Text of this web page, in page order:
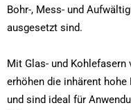
Bohr-, Mess- und
ausgesetzt sind.
Mit Glas- und
erhöhen die inhärent
und sind ideal für